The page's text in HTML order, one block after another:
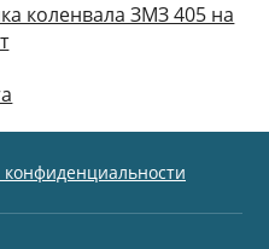
коленвала ЗМЗ 405 на
конфиденциальности